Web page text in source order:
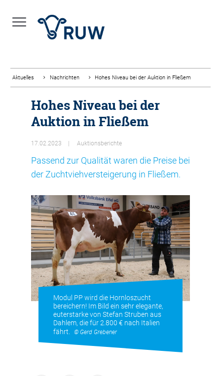
Aktuelles Nachrichten Hohes Niveau bei der Auktion in Fließem
Hohes Niveau bei der
Auktion in Fließem
17.02.2023 Auktionsberichte
Passend zur Qualität waren die Preise bei
der Zuchtviehversteigerung in Fließem.
Modul PP wird die Hornloszucht
bereichern! Im Bild ein sehr elegante,
euterstarke von Stefan Struben aus
Dahlem, die für 2.800 € nach Italien
fährt.
© Gerd Grebener